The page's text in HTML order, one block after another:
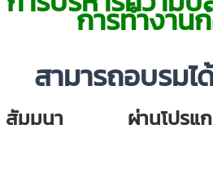
การทำงาน
สามารถอบรมไ
สัมมนา ผ่านโปรแ